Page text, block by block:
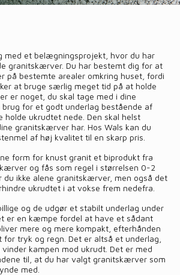
med et belægningsprojekt, hvor du har
granitskærver. Du har bestemt dig for at
på bestemte arealer omkring huset, fordi
at bruge særlig meget tid på at holde
er noget, du skal tage med i dine
brug for et godt underlag bestående af
holde ukrudtet nede. Den skal helst
granitskærver har. Hos Wals kan du
af høj kvalitet til en skarp pris.
form for knust granit et biprodukt fra
og fås som regel i størrelsen 0-2
du ikke alene granitskærver, men også det
ukrudtet i at vokse frem nedefra.
og de udgør et stabilt underlag under
er en kæmpe fordel at have et sådant
mere og mere kompakt, efterhånden
for tryk og regn. Det er altså et underlag,
kampen mod ukrudt. Det er med
til, at du har valgt granitskærver som
med.